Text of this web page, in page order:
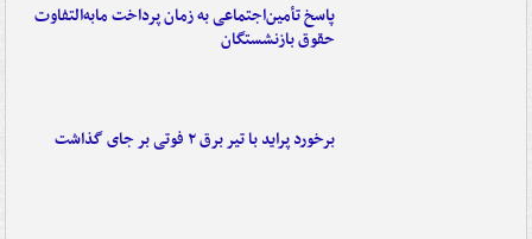
پاسخ تأمین‌اجتماعی به زمان پرداخت مابه‌التفاوت
حقوق بازنشستگان
برخورد پراید با تیر برق ۲ فوتی بر جای گذاشت